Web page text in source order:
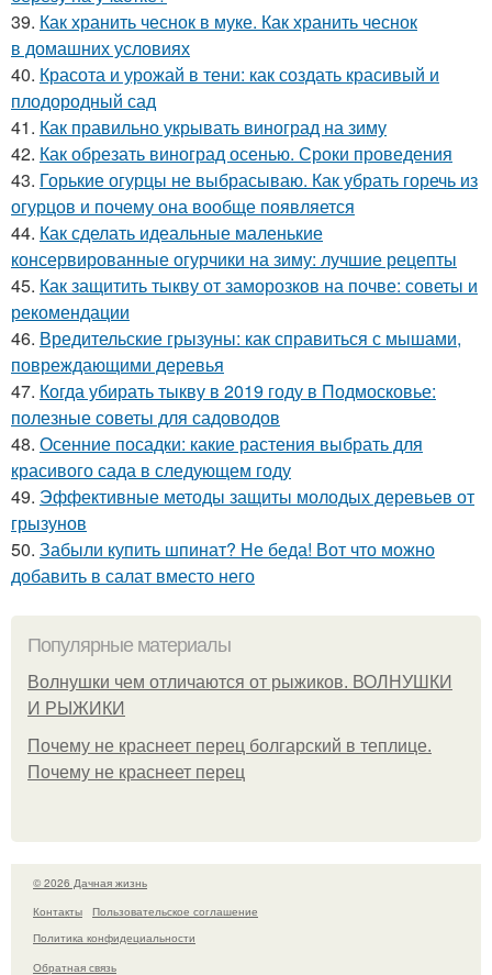
39. Как хранить чеснок в муке. Как хранить чеснок
в домашних условиях
40. Красота и урожай в тени: как создать красивый и
плодородный сад
41. Как правильно укрывать виноград на зиму
42. Как обрезать виноград осенью. Сроки проведения
43. Горькие огурцы не выбрасываю. Как убрать горечь из
огурцов и почему она вообще появляется
44. Как сделать идеальные маленькие
консервированные огурчики на зиму: лучшие рецепты
45. Как защитить тыкву от заморозков на почве: советы и
рекомендации
46. Вредительские грызуны: как справиться с мышами,
повреждающими деревья
47. Когда убирать тыкву в 2019 году в Подмосковье:
полезные советы для садоводов
48. Осенние посадки: какие растения выбрать для
красивого сада в следующем году
49. Эффективные методы защиты молодых деревьев от
грызунов
50. Забыли купить шпинат? Не беда! Вот что можно
добавить в салат вместо него
Популярные материалы
Волнушки чем отличаются от рыжиков. ВОЛНУШКИ
И РЫЖИКИ
Почему не краснеет перец болгарский в теплице.
Почему не краснеет перец
© 2026 Дачная жизнь
Контакты
Пользовательское соглашение
Политика конфидециальности
Обратная связь